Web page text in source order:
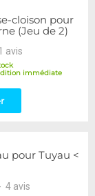
cloison pour
(Jeu de 2)
avis
immédiate
pour Tuyau <
4 avis